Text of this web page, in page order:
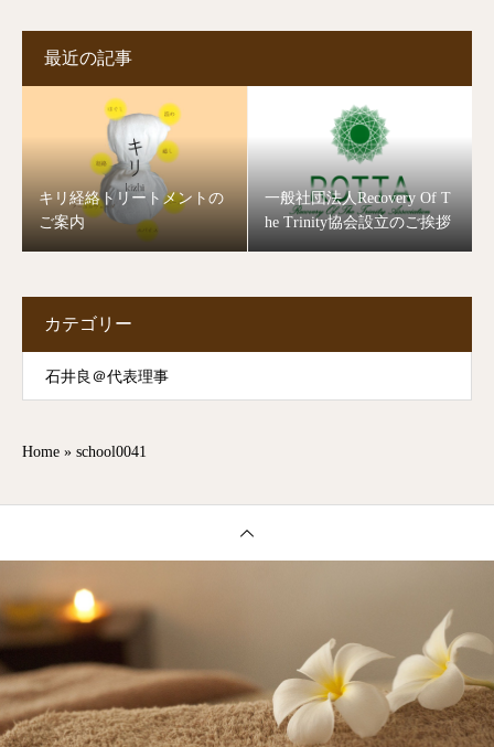
最近の記事
キリ経絡トリートメントの
ご案内
一般社団法人Recovery Of T
he Trinity協会設立のご挨拶
カテゴリー
石井良＠代表理事
Home » school0041